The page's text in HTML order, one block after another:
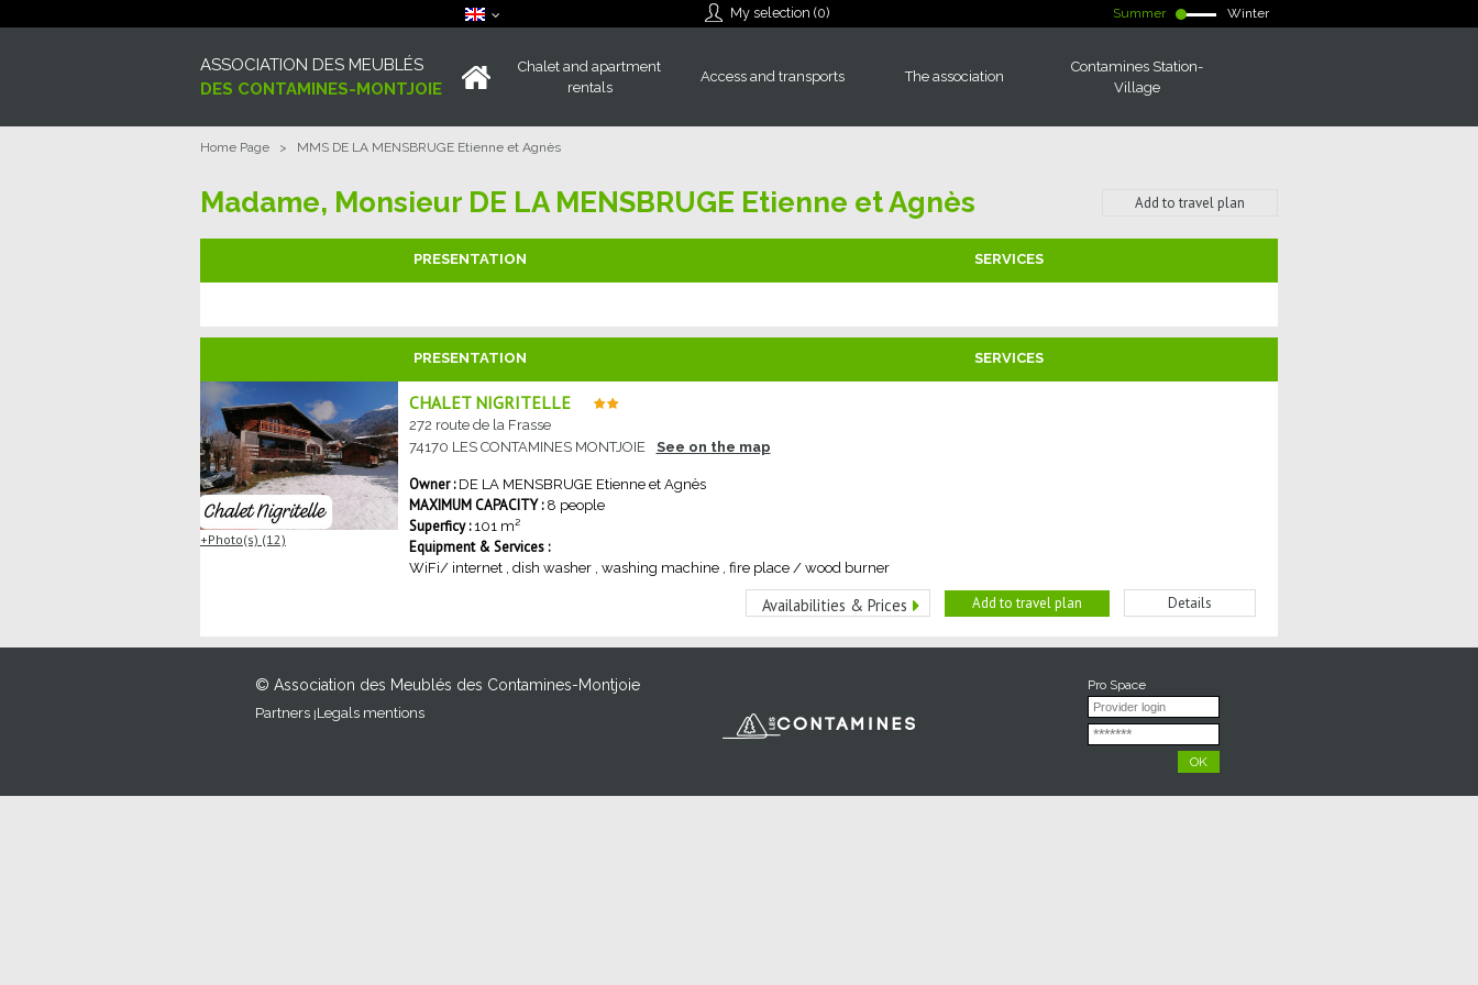
My selection (0) Summer Winter
ASSOCIATION DES MEUBLÉS
DES CONTAMINES-MONTJOIE
Chalet and apartment
rentals
Access and transports The association
Contamines Station-
Village
Home Page > MMS DE LA MENSBRUGE Etienne et Agnès
Madame, Monsieur DE LA MENSBRUGE Etienne et Agnès Add to travel plan
PRESENTATION SERVICES
PRESENTATION SERVICES
Photo(s) (12)
CHALET NIGRITELLE
272 route de la Frasse
74170 LES CONTAMINES MONTJOIE See on the map
DE LA MENSBRUGE Etienne et Agnès
MAXIMUM CAPACITY : 8 people
Superficy : 101 m²
Equipment & Services :
WiFi/ internet dish washer washing machine fire place / wood burner
Add to travel plan Details
Availabilities & Prices
© Association des Meublés des Contamines-Montjoie
Partners Legals mentions
Pro Space